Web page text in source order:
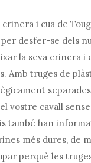
i cua de
desfer-se dels
la seva crinera i
Amb truges de
vostre cavall
també han
més dures, de
perquè les